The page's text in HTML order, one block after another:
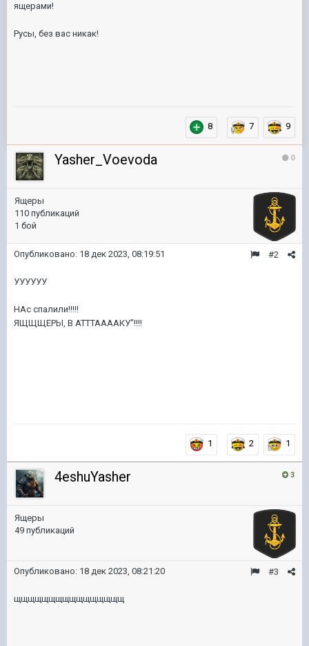
ящерами!
Русы, без вас никак!
8 7 9
0
Yasher_Voevoda
Ящеры
110 публикаций
1 бой
#2
Опубликовано: 18 дек 2023, 08:19:51
УУУУУУ
НАс спалили!!!!!
ЯЩЩЩЕРЫ, В АТТТААААКУ"!!!!
1 2 1
3
4eshuYasher
Ящеры
49 публикаций
#3
Опубликовано: 18 дек 2023, 08:21:20
щщщщщщщщщщщщщщщщ